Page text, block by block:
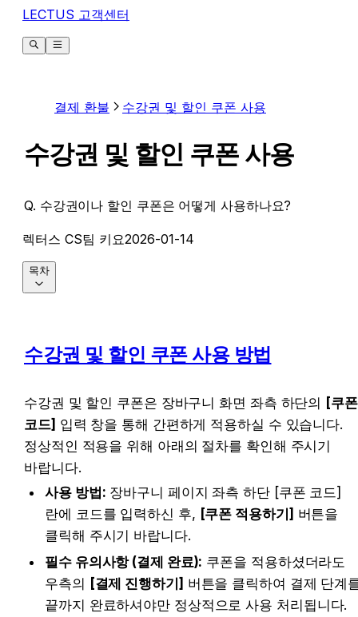
LECTUS 고객센터
결제 환불 수강권 및 할인 쿠폰 사용
수강권 및 할인 쿠폰 사용
Q. 수강권이나 할인 쿠폰은 어떻게 사용하나요?
렉터스 CS팀 키요2026-01-14
수강권 및 할인 쿠폰 사용 방법
수강권 및 할인 쿠폰은 장바구니 화면 좌측 하단의 [쿠폰
코드] 입력 창을 통해 간편하게 적용하실 수 있습니다.
정상적인 적용을 위해 아래의 절차를 확인해 주시기
바랍니다.
사용 방법: 장바구니 페이지 좌측 하단 [쿠폰 코드]
란에 코드를 입력하신 후, [쿠폰 적용하기] 버튼을
클릭해 주시기 바랍니다.
필수 유의사항 (결제 완료): 쿠폰을 적용하셨더라도
우측의 [결제 진행하기] 버튼을 클릭하여 결제 단계
끝까지 완료하셔야만 정상적으로 사용 처리됩니다.
목차